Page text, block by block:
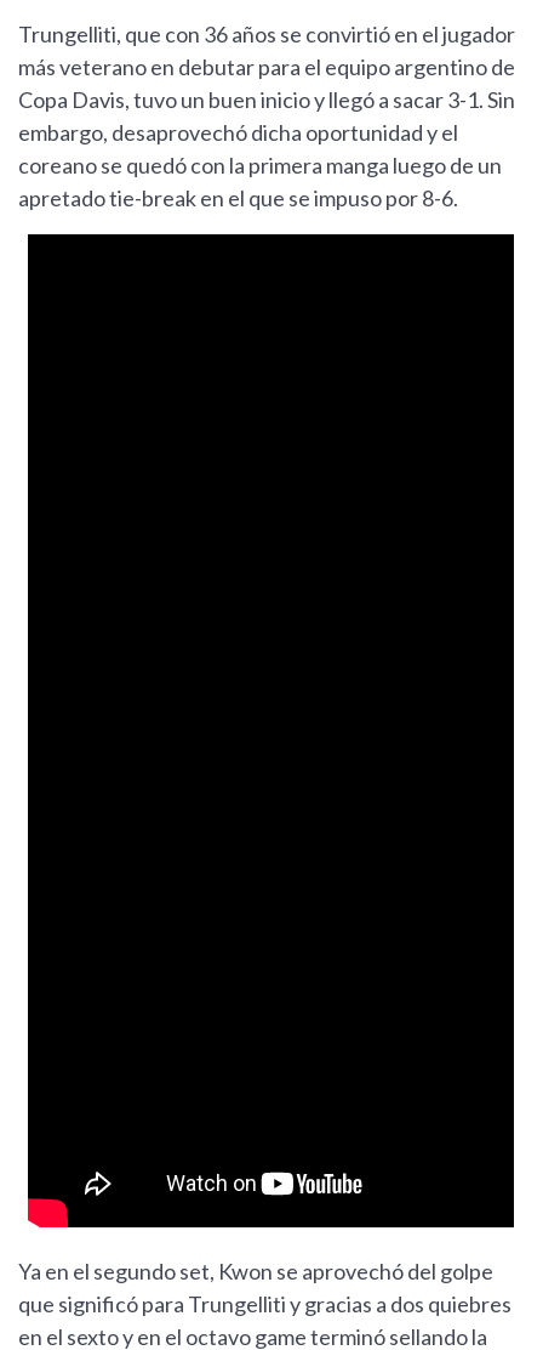
Trungelliti, que con 36 años se convirtió en el jugador
más veterano en debutar para el equipo argentino de
Copa Davis, tuvo un buen inicio y llegó a sacar 3-1. Sin
embargo, desaprovechó dicha oportunidad y el
coreano se quedó con la primera manga luego de un
apretado tie-break en el que se impuso por 8-6.
Ya en el segundo set, Kwon se aprovechó del golpe
que significó para Trungelliti y gracias a dos quiebres
en el sexto y en el octavo game terminó sellando la